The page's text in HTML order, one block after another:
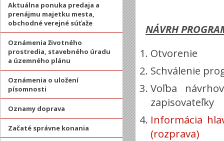
Aktuálna ponuka predaja a
prenájmu majetku mesta,
obchodné verejné súťaže
Oznámenia životného
prostredia, stavebného úradu
a územného plánu
Oznámenia o uložení
písomnosti
Oznamy doprava
Začaté správne konania
NÁVRH
Otvorenie
Schválenie
Voľba
zapisovateľky
Informácia
(rozprava)